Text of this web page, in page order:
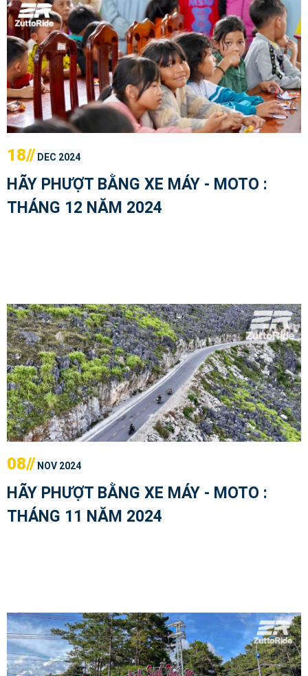
18// DEC 2024
HÃY PHƯỢT BẰNG XE MÁY - MOTO :
THÁNG 12 NĂM 2024
08// NOV 2024
HÃY PHƯỢT BẰNG XE MÁY - MOTO :
THÁNG 11 NĂM 2024